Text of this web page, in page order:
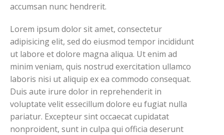
accumsan nunc hendrerit.
Lorem ipsum dolor sit amet, consectetur
adipisicing elit, sed do eiusmod tempor incididunt
ut labore et dolore magna aliqua. Ut enim ad
minim veniam, quis nostrud exercitation ullamco
laboris nisi ut aliquip ex ea commodo consequat.
Duis aute irure dolor in reprehenderit in
voluptate velit essecillum dolore eu fugiat nulla
pariatur. Excepteur sint occaecat cupidatat
nonproident, sunt in culpa qui officia deserunt